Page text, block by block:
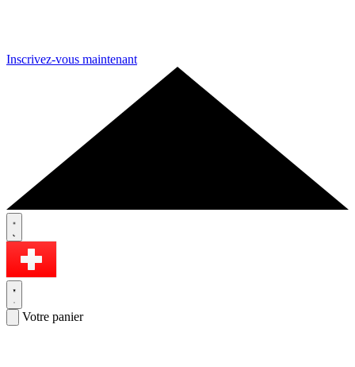
Inscrivez-vous maintenant
Votre panier